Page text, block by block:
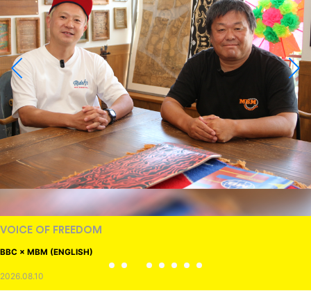
VOICE OF FREEDOM
BBC × MBM (ENGLISH)
2026.08.10